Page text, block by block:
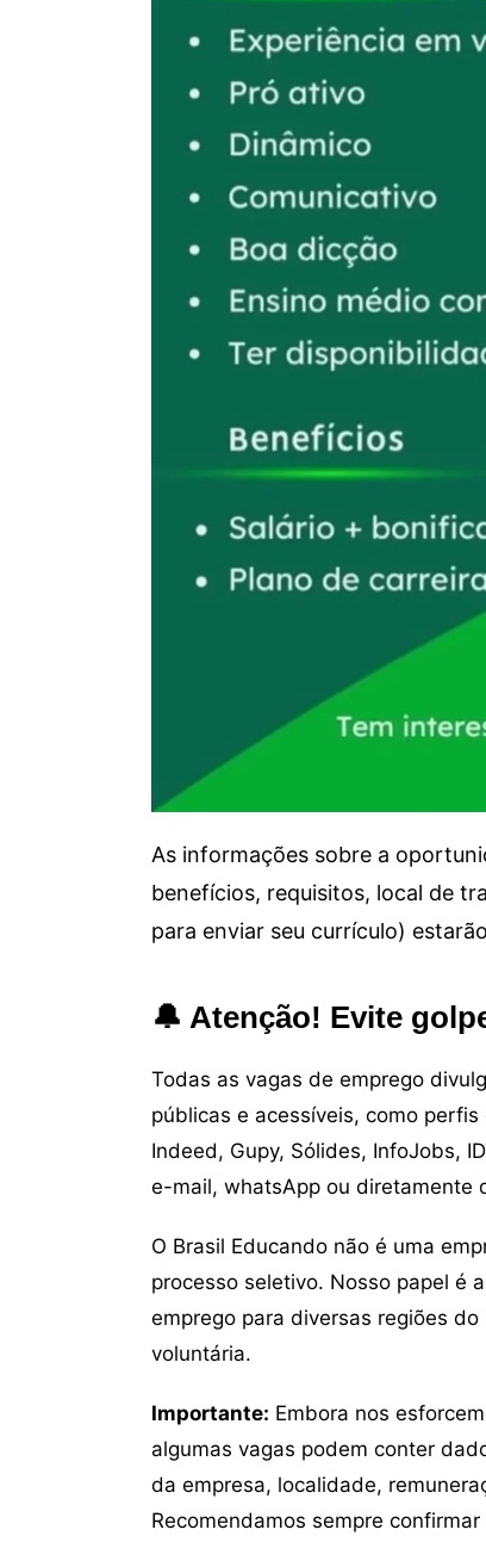
As informações sobre a
benefícios, requisitos, local de
para enviar seu currículo)
🔔 Atenção! Evite
Todas as vagas de emprego
públicas e acessíveis, como
Indeed, Gupy, Sólides, InfoJobs,
e-mail, whatsApp ou diretamente
O Brasil Educando não é uma
processo seletivo. Nosso papel é
emprego para diversas regiões
voluntária.
Importante: Embora nos
algumas vagas podem conter
da empresa, localidade,
Recomendamos sempre